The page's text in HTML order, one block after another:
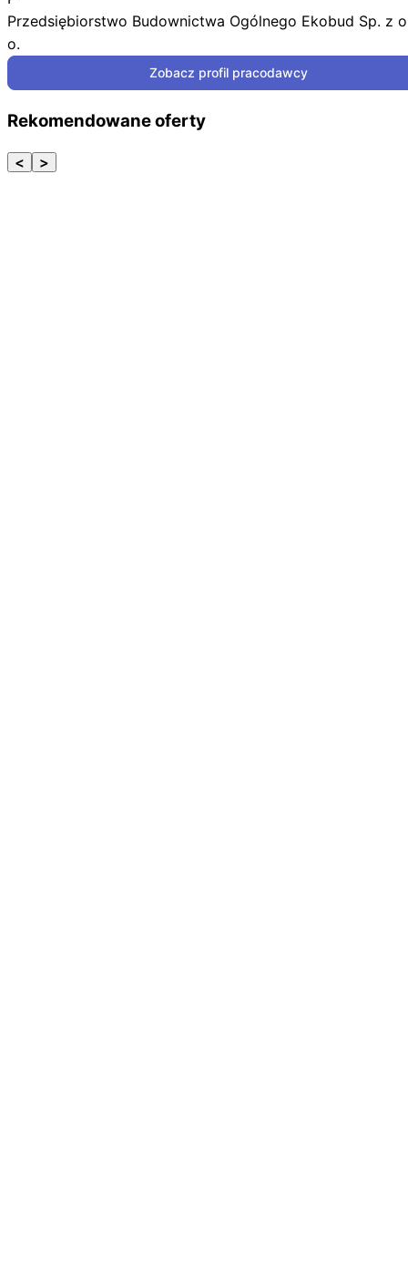
Przedsiębiorstwo Budownictwa Ogólnego Ekobud Sp. z
o.
Zobacz profil pracodawcy
Rekomendowane oferty
< >